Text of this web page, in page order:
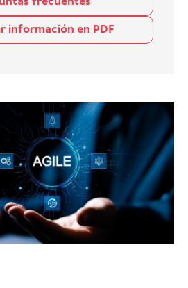
información en PDF